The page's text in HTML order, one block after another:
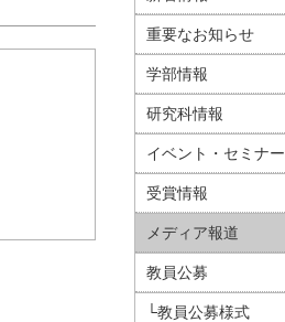
重要なお知らせ
学部情報
研究科情報
イベント・セミナー
受賞情報
メディア報道
教員公募
└教員公募様式